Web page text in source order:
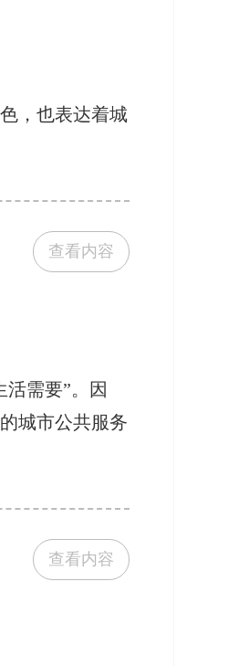
，也表达着城
查看内容
需要”。因
城市公共服务
查看内容